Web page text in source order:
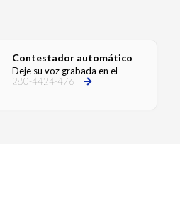
Contestador automático
Deje su voz grabada en el
280-4424-476